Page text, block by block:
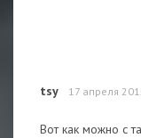
tsy 17 апреля
Вот как можно с